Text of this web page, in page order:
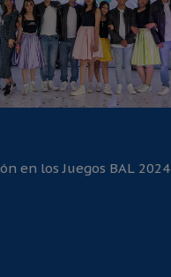
en los Juegos BAL 2024